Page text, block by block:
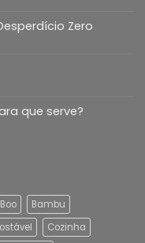
Zero
que serve?
Bambu
Cozinha